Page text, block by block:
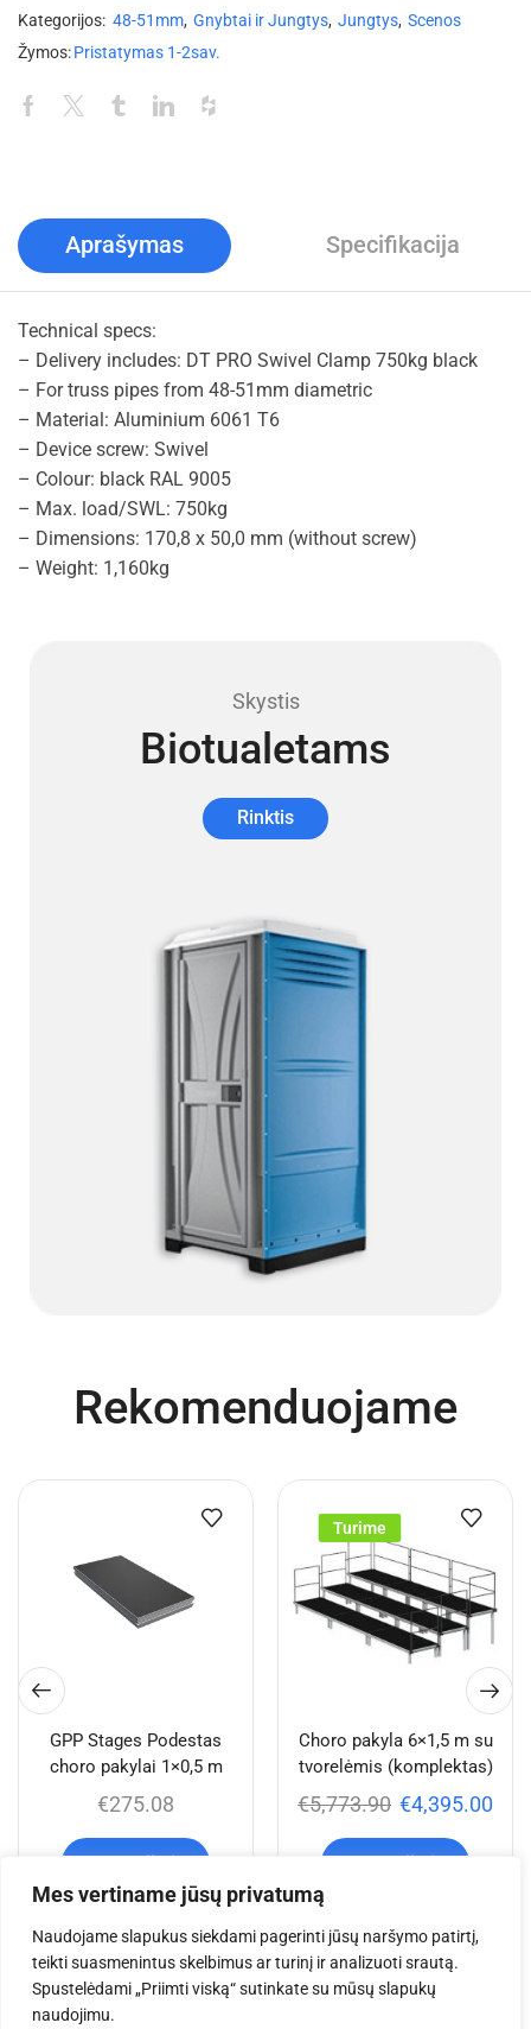
Mes vertiname jūsų privatumą
Naudojame slapukus siekdami pagerinti jūsų naršymo patirtį,
teikti suasmenintus skelbimus ar turinį ir analizuoti srautą.
Spustelėdami „Priimti viską“ sutinkate su mūsų slapukų
naudojimu.
Kategorijos: 48-51mm, Gnybtai ir Jungtys, Jungtys, Scenos
Žymos:Pristatymas 1-2sav.
Aprašymas Specifikacija
Technical specs:
– Delivery includes: DT PRO Swivel Clamp 750kg black
– For truss pipes from 48-51mm diametric
– Material: Aluminium 6061 T6
– Device screw: Swivel
– Colour: black RAL 9005
– Max. load/SWL: 750kg
– Dimensions: 170,8 x 50,0 mm (without screw)
– Weight: 1,160kg
Skystis
Biotualetams
Rinktis
Rekomenduojame
GPP Stages Podestas
choro pakylai 1×0,5 m
€275.08
Turime
Choro pakyla 6×1,5 m su
tvorelėmis (komplektas)
€5,773.90 €4,395.00
Jums taip pat gali